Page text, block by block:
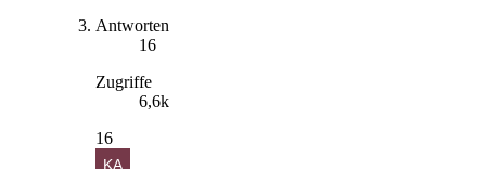
Antworten
16
Zugriffe
6,6k
16